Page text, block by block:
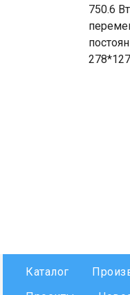
750.6
Каталог